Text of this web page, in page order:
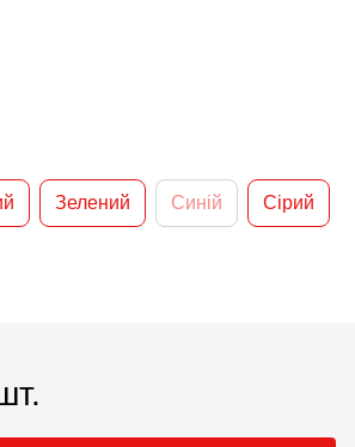
Зелений Синій Сірий